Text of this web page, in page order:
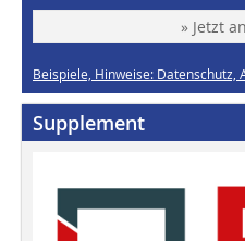
» Jetzt
Beispiele, Hinweise: Datenschutz,
Supplement